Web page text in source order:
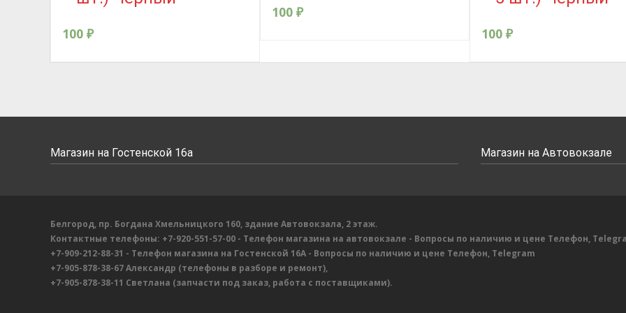
100 ₽
100 ₽
100 ₽
Магазин на Гостенской 16а Магазин на Автовокзале
Белгород, пр. Богдана Хмельницкого 160, здание Автовокзала, 2 этаж.
Контактные телефоны: +7-920-551-57-00 - Телефон магазина на автовокзале - Вопросы по наличию и цене Телефон,
+7-909-212-88-31 - Телефон магазина на Гостенской 16А - Вопросы по наличию и цене Телефон, Telegram
+7-905-878-38-67Александр (телефоны в разборе и ремонт),
+7-905-878-38-11 Светлана (запчасти под заказ, работа с поставщиками).